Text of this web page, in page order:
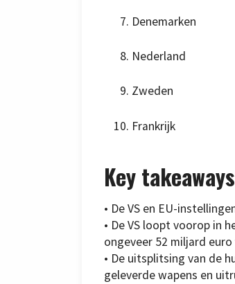
Denemarken
Nederland
Zweden
Frankrijk
Key takeaways
• De VS en EU-
• De VS loopt voorop in
ongeveer 52 miljard
• De uitsplitsing van de
geleverde wapens en